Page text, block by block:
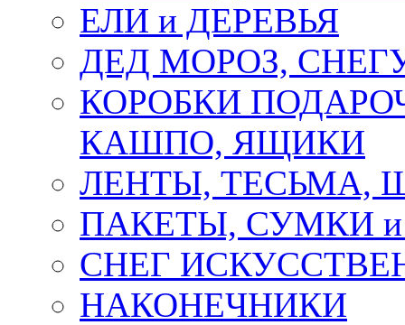
ЕЛИ и ДЕРЕВЬЯ
ДЕД МОРОЗ,
КОРОБКИ
КАШПО, ЯЩИКИ
ЛЕНТЫ, ТЕСЬМА,
ПАКЕТЫ, СУМКИ
СНЕГ
НАКОНЕЧНИКИ